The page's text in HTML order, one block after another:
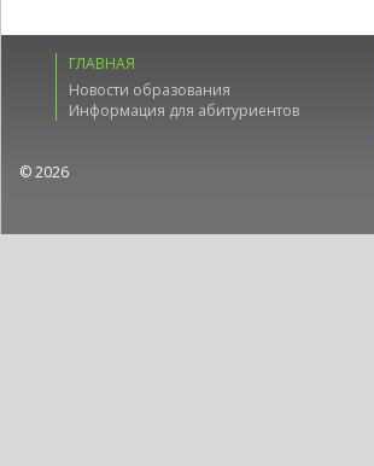
ГЛАВНАЯ
Новости образования
Информация для абитуриентов
© 2026